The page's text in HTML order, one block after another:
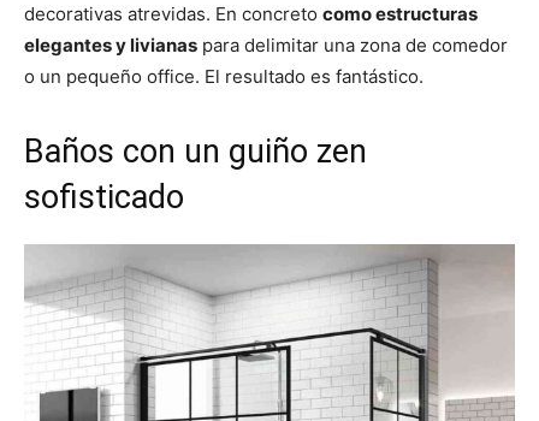
decorativas atrevidas. En concreto como estructuras
elegantes y livianas para delimitar una zona de comedor
o un pequeño office. El resultado es fantástico.
Baños con un guiño zen
sofisticado